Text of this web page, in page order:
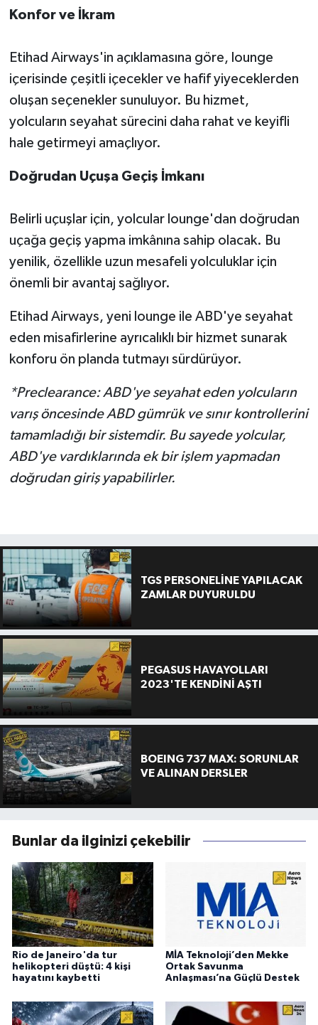
Konfor ve İkram
Etihad Airways'in açıklamasına göre, lounge
içerisinde çeşitli içecekler ve hafif yiyeceklerden
oluşan seçenekler sunuluyor. Bu hizmet,
yolcuların seyahat sürecini daha rahat ve keyifli
hale getirmeyi amaçlıyor.
Doğrudan Uçuşa Geçiş İmkanı
Belirli uçuşlar için, yolcular lounge'dan doğrudan
uçağa geçiş yapma imkânına sahip olacak. Bu
yenilik, özellikle uzun mesafeli yolculuklar için
önemli bir avantaj sağlıyor.
Etihad Airways, yeni lounge ile ABD'ye seyahat
eden misafirlerine ayrıcalıklı bir hizmet sunarak
konforu ön planda tutmayı sürdürüyor.
*Preclearance: ABD'ye seyahat eden yolcuların
varış öncesinde ABD gümrük ve sınır kontrollerini
tamamladığı bir sistemdir. Bu sayede yolcular,
ABD'ye vardıklarında ek bir işlem yapmadan
doğrudan giriş yapabilirler.
TGS PERSONELİNE YAPILACAK
ZAMLAR DUYURULDU
PEGASUS HAVAYOLLARI
2023'TE KENDİNİ AŞTI
BOEING 737 MAX: SORUNLAR
VE ALINAN DERSLER
Bunlar da ilginizi çekebilir
Rio de Janeiro'da tur
helikopteri düştü: 4 kişi
hayatını kaybetti
MİA Teknoloji’den Mekke
Ortak Savunma
Anlaşması’na Güçlü Destek